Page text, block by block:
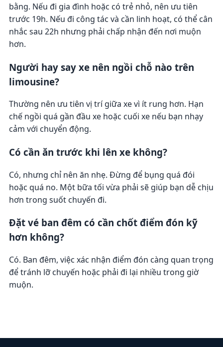
bằng. Nếu đi gia đình hoặc có trẻ nhỏ, nên ưu tiên
trước 19h. Nếu đi công tác và cần linh hoạt, có thể cân
nhắc sau 22h nhưng phải chấp nhận đến nơi muộn
hơn.
Người hay say xe nên ngồi chỗ nào trên
limousine?
Thường nên ưu tiên vị trí giữa xe vì ít rung hơn. Hạn
chế ngồi quá gần đầu xe hoặc cuối xe nếu bạn nhạy
cảm với chuyển động.
Có cần ăn trước khi lên xe không?
Có, nhưng chỉ nên ăn nhẹ. Đừng để bụng quá đói
hoặc quá no. Một bữa tối vừa phải sẽ giúp bạn dễ chịu
hơn trong suốt chuyến đi.
Đặt vé ban đêm có cần chốt điểm đón kỹ
hơn không?
Có. Ban đêm, việc xác nhận điểm đón càng quan trọng
để tránh lỡ chuyến hoặc phải đi lại nhiều trong giờ
muộn.